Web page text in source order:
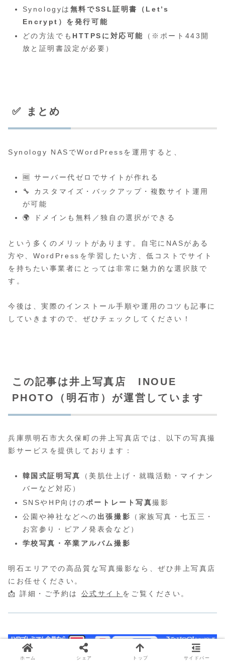
Synologyは 無料でSSL証明書（Let’s
Encrypt）を発行可能
どの方法でも HTTPSに対応可能
（※ポート443開
放と証明書設定が必要）
✅ まとめ
Synology NASでWordPressを運用すると、
🆓 サーバー代ゼロでサイトが作れる
🔧 カスタマイズ・バックアップ・複数サイト運用
が可能
🌍 ドメインも無料／独自の選択ができる
という多くのメリットがあります。自宅にNASがある
方や、WordPressを学習したい方、低コストでサイト
を持ちたい事業者にとっては非常に魅力的な選択肢で
す。
今後は、実際のインストール手順や運用のコツも記事に
していきますので、ぜひチェックしてください！
この記事は井上写真店 INOUE
PHOTO（明石市）が運営しています
兵庫県明石市大久保町の井上写真店では、以下の写真撮
影サービスを提供しております：
韓国式証明写真
（美肌仕上げ・就職活動・マイナン
バーなど対応）
SNSやHP向けの ポートレート写真撮影
公園や神社などへの 出張撮影
（家族写真・七五三・
お宮参り・ピアノ発表会など）
学校写真・卒業アルバム撮影
明石エリアでの高品質な写真撮影なら、ぜひ井上写真店
にお任せください。
📩 詳細・ご予約は 公式サイト をご覧ください。
ホーム シェア トップ サイドバー